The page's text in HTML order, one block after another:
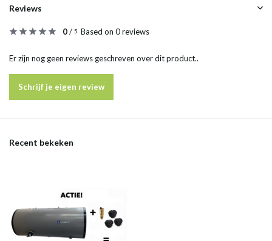
Reviews
0/ 5 Based on 0 reviews
Er zijn nog geen reviews geschreven over dit product..
Schrijf je eigen review
Recent bekeken